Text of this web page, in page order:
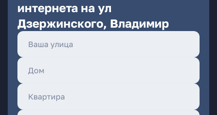
интернета на ул
Дзержинского, Владимир